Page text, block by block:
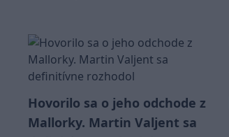
Hovorilo sa o jeho odchode z
Mallorky. Martin Valjent sa